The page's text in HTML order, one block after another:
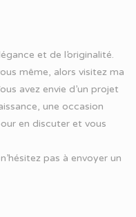
et de l’originalité.
même, alors visitez ma
avez envie d’un projet
une occasion
en discuter et vous
pas à envoyer un